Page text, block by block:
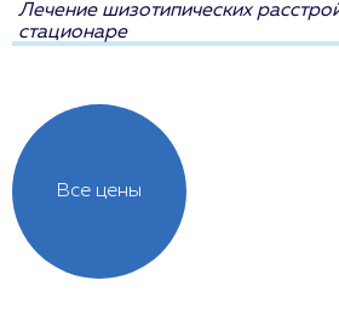
Все цены
Лечение шизотипических
стационаре